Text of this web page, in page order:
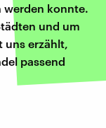
werden konnte.
und um
erzählt,
passend